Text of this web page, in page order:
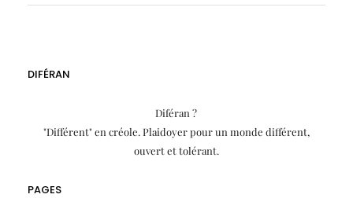
DIFÉRAN
Diféran ?
"Différent" en créole. Plaidoyer pour un monde différent,
ouvert et tolérant.
PAGES